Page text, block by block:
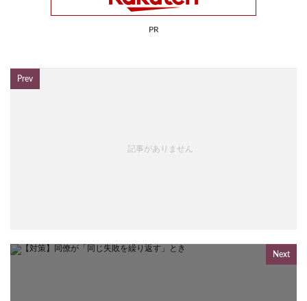
PR
Prev
記事がありません
Next